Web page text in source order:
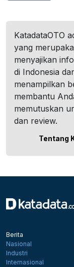
KatadataOTO
yang
menyajikan
di Indonesia
menampilkan
membantu
memutuskan
dan review.
Tentang
Berita
Nasional
Industri
Internasional